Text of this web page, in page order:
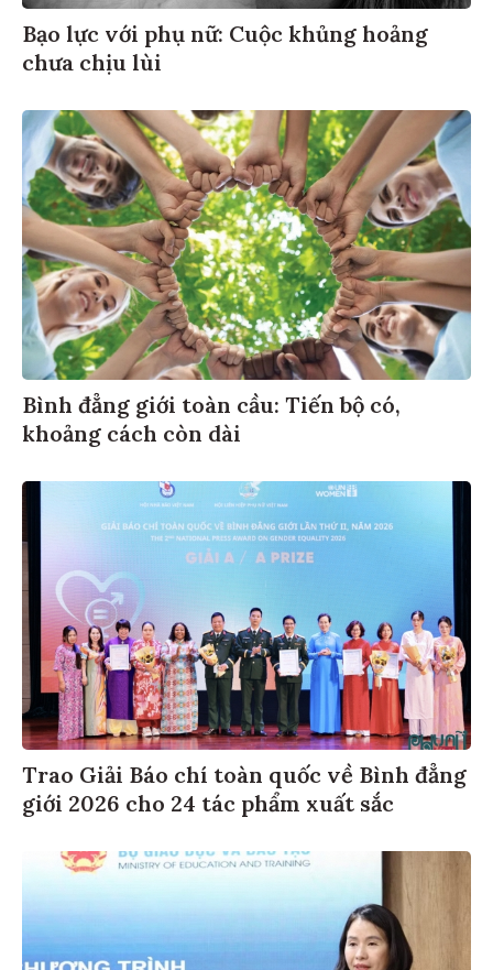
Bạo lực với phụ nữ: Cuộc khủng hoảng
chưa chịu lùi
Bình đẳng giới toàn cầu: Tiến bộ có,
khoảng cách còn dài
Trao Giải Báo chí toàn quốc về Bình đẳng
giới 2026 cho 24 tác phẩm xuất sắc